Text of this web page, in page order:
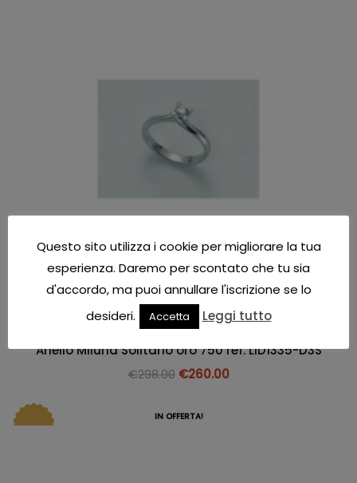
Anelli diamante donna
Anello Miluna Solitario oro 750 ref. LID1335-D3S
€298.00 €260.00
IN OFFERTA!
Questo sito utilizza i cookie per migliorare la tua
esperienza. Daremo per scontato che tu sia
d'accordo, ma puoi annullare l'iscrizione se lo
desideri.
Accetta Leggi tutto